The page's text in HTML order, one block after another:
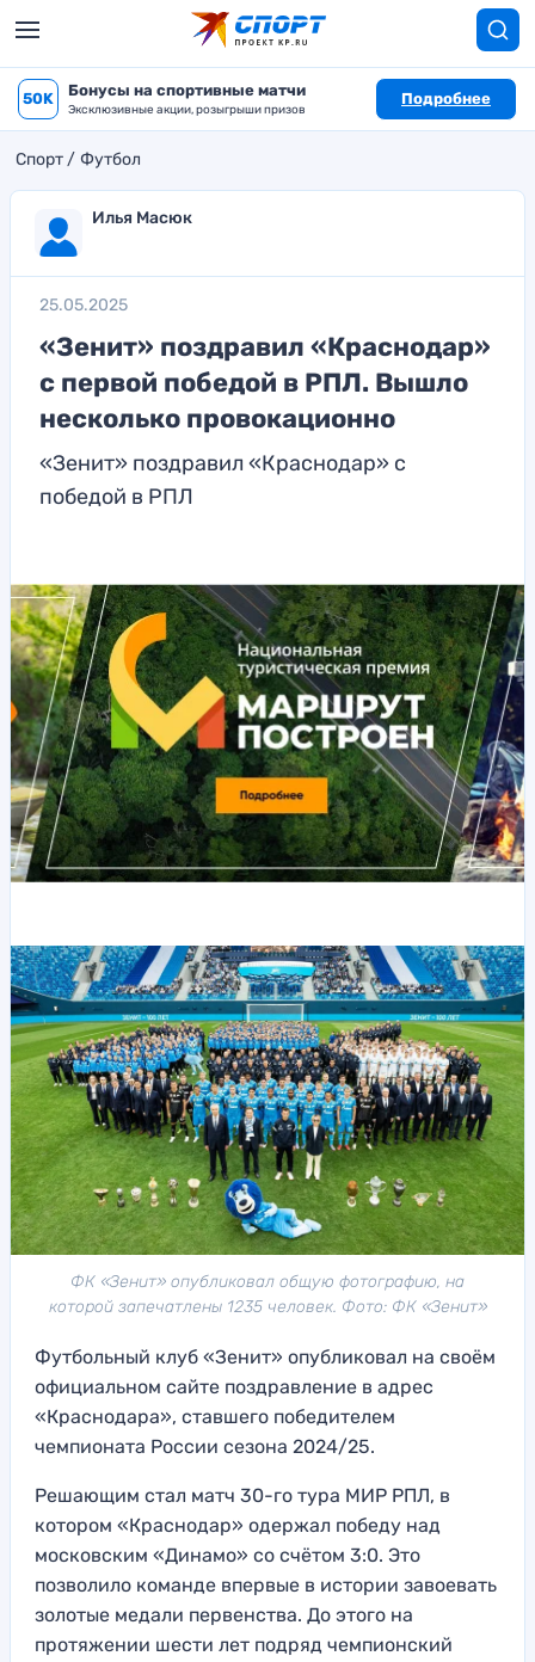
50K Бонусы на спортивные матчи
Эксклюзивные акции, розыгрыши призов
Подробнее
Спорт Футбол
Илья Масюк
25.05.2025
«Зенит» поздравил «Краснодар»
с первой победой в РПЛ. Вышло
несколько провокационно
«Зенит» поздравил «Краснодар» с
победой в РПЛ
ФК «Зенит» опубликовал общую фотографию, на
которой запечатлены 1235 человек. Фото: ФК «Зенит»
Футбольный клуб «Зенит» опубликовал на своём
официальном сайте поздравление в адрес
«Краснодара», ставшего победителем
чемпионата России сезона 2024/25.
Решающим стал матч 30-го тура МИР РПЛ, в
котором «Краснодар» одержал победу над
московским «Динамо» со счётом 3:0. Это
позволило команде впервые в истории завоевать
золотые медали первенства. До этого на
протяжении шести лет подряд чемпионский